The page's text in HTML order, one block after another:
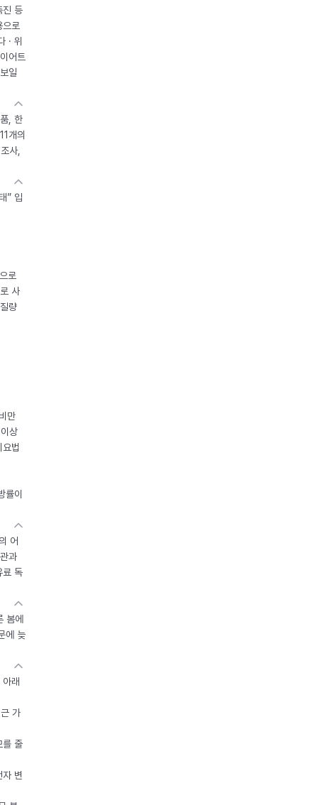
진 등
로
· 위
어트
일
, 한
개의
사,
” 입
로
사
량
만
상
법
률이
어
과
료 독
봄에
에 늦
래
가
를 줄
변